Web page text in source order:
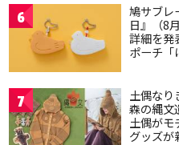
6
鳩サブレ
日』（8
詳細を発
ポーチ「
7
土偶なり
森の縄文
土偶がモ
グッズが